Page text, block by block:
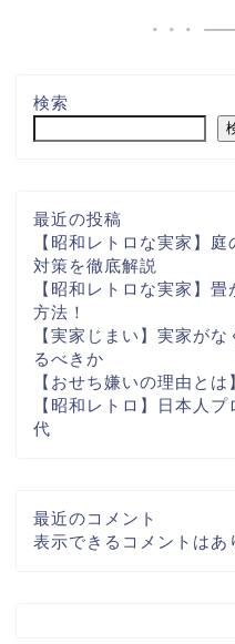
検索
最近の投稿
【昭和レトロな実家】
対策を徹底解説
【昭和レトロな実家】
方法！
【実家じまい】実家が
るべきか
【おせち嫌いの理由と
【昭和レトロ】日本人
代
最近のコメント
表示できるコメントはあ